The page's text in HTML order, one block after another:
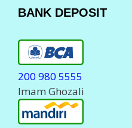
BANK DEPOSIT
200 980 5555
Imam Ghozali